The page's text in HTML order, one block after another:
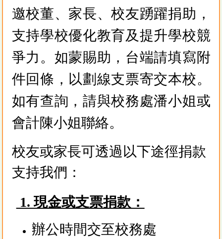
邀校董、家長、校友踴躍捐助，
支持學校優化教育及提升學校競
爭力。如蒙賜助，台端請填寫附
件回條，以劃線支票寄交本校。
如有查詢，請與校務處潘小姐或
會計陳小姐聯絡。
校友或家長可透過以下途徑捐款
支持我們：
1. 現金或支票捐款：
辦公時間交至校務處